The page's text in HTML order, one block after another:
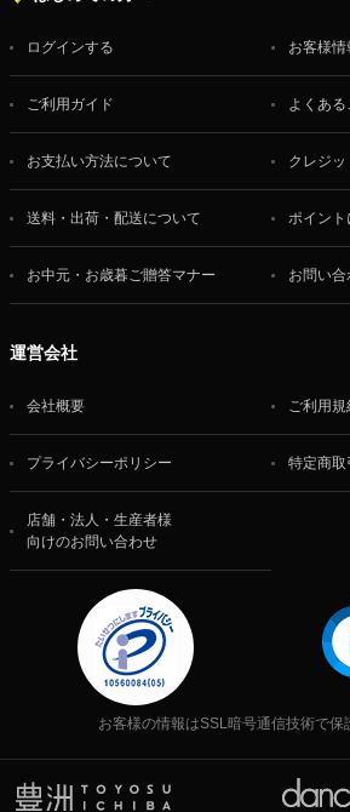
ログインする お客様
ご利用ガイド よくある
お支払い方法について クレジ
送料・出荷・配送について ポイント
お中元・お歳暮ご贈答マナー お問い
運営会社
会社概要 ご利用規
プライバシーポリシー 特定商取
店舗・法人・生産者様
向けのお問い合わせ
お客様の情報はSSL暗号通信技術で保